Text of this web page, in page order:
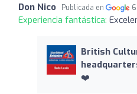
Don Nico Publicada en
Experiencia fantástica:
British
❤️